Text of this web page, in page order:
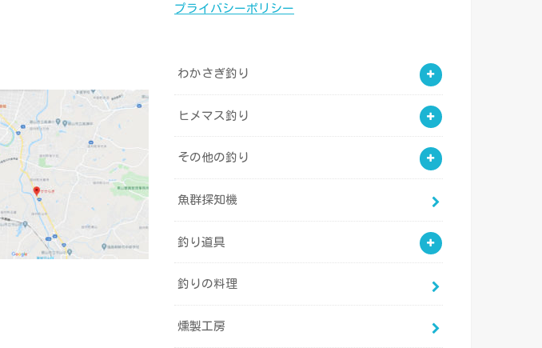
プライバシーポリシー
わかさぎ釣り
ヒメマス釣り
その他の釣り
魚群探知機
釣り道具
釣りの料理
燻製工房